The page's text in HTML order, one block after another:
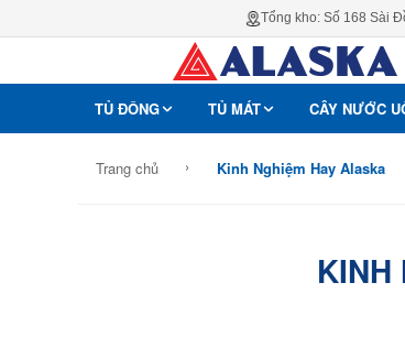
Tổng kho: Số 168 Sài
TỦ ĐÔNG TỦ MÁT CÂY NƯỚC
Trang chủ › Kinh Nghiệm Hay Alaska
KINH